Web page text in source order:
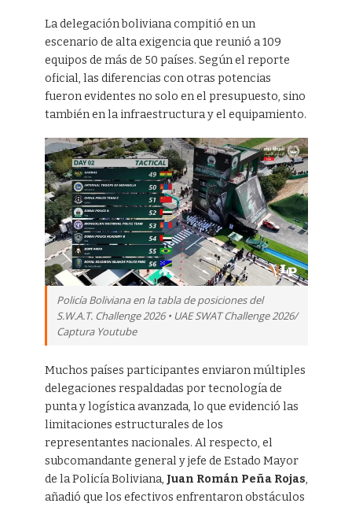
La delegación boliviana compitió en un
escenario de alta exigencia que reunió a 109
equipos de más de 50 países. Según el reporte
oficial, las diferencias con otras potencias
fueron evidentes no solo en el presupuesto, sino
también en la infraestructura y el equipamiento.
Policía Boliviana en la tabla de posiciones del
S.W.A.T. Challenge 2026 • UAE SWAT Challenge 2026/
Captura Youtube
Muchos países participantes enviaron múltiples
delegaciones respaldadas por tecnología de
punta y logística avanzada, lo que evidenció las
limitaciones estructurales de los
representantes nacionales. Al respecto, el
subcomandante general y jefe de Estado Mayor
de la Policía Boliviana, Juan Román Peña Rojas,
añadió que los efectivos enfrentaron obstáculos